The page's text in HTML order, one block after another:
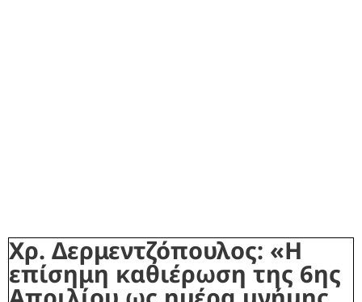
Χρ. Δερμεντζόπουλος: «Η
επίσημη καθιέρωση της 6ης